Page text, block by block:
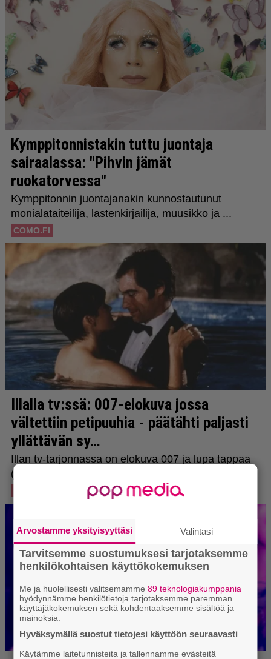
Arvostamme yksityisyyttäsi Valintasi
Tarvitsemme suostumuksesi tarjotaksemme
henkilökohtaisen käyttökokemuksen
Me ja huolellisesti valitsemamme89 teknologiakumppania
hyödynnämme henkilötietoja tarjotaksemme paremman
käyttäjäkokemuksen sekä kohdentaaksemme sisältöä ja
mainoksia.
Hyväksymällä suostut tietojesi käyttöön seuraavasti
Käytämme laitetunnisteita ja tallennamme evästeitä